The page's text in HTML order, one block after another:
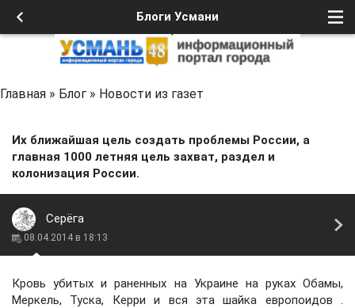
Блоги Усмани
Главная » Блог » Новости из газет
Их ближайшая цель создать проблемы России, а
главная 1000 летняя цель захват, раздел и
колонизация России.
Серёга
08.04.2014 в 18:13
Кровь убитых и раненных на Украине на руках Обамы,
Меркель, Туска, Керри и вся эта шайка европоидов .